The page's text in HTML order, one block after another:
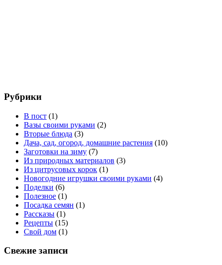
Рубрики
В пост (1)
Вазы своими руками (2)
Вторые блюда (3)
Дача, сад, огород, домашние растения (10)
Заготовки на зиму (7)
Из природных материалов (3)
Из цитрусовых корок (1)
Новогодние игрушки своими руками (4)
Поделки (6)
Полезное (1)
Посадка семян (1)
Рассказы (1)
Рецепты (15)
Свой дом (1)
Свежие записи